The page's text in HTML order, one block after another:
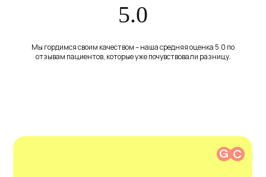
5.0
Мы гордимся своим качеством – наша средняя оценка 5.0 по
отзывам пациентов, которые уже почувствовали разницу.
ИЛИ НАПИШИТЕ